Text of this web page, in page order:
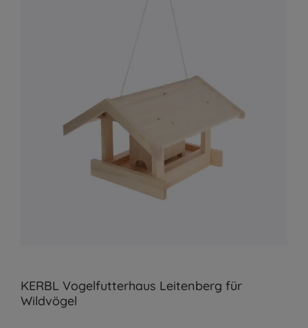
KERBL Vogelfutterhaus Leitenberg für
Wildvögel